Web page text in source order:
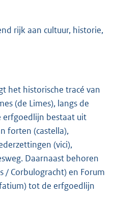
rijk aan cultuur, historie,
het historische tracé van
(de Limes), langs de
erfgoedlijn bestaat uit
forten (castella),
(vici),
Daarnaast behoren
/ Corbulogracht) en Forum
tot de erfgoedlijn